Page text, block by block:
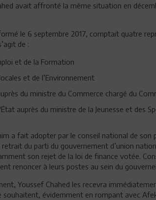
avait affronté la même situation en
le 6 septembre 2017, comptait quatre
de :
et de la Formation
et de l’Environnement
du ministre du Commerce chargé du
auprès du ministre de la Jeunesse et des
a fait adopter par le conseil national de son
du parti du gouvernement d’union
son rejet de la loi de finance votée.
renoncer à leurs postes au sein du
Youssef Chahed les recevra
souhaitent, évidemment en rompant avec